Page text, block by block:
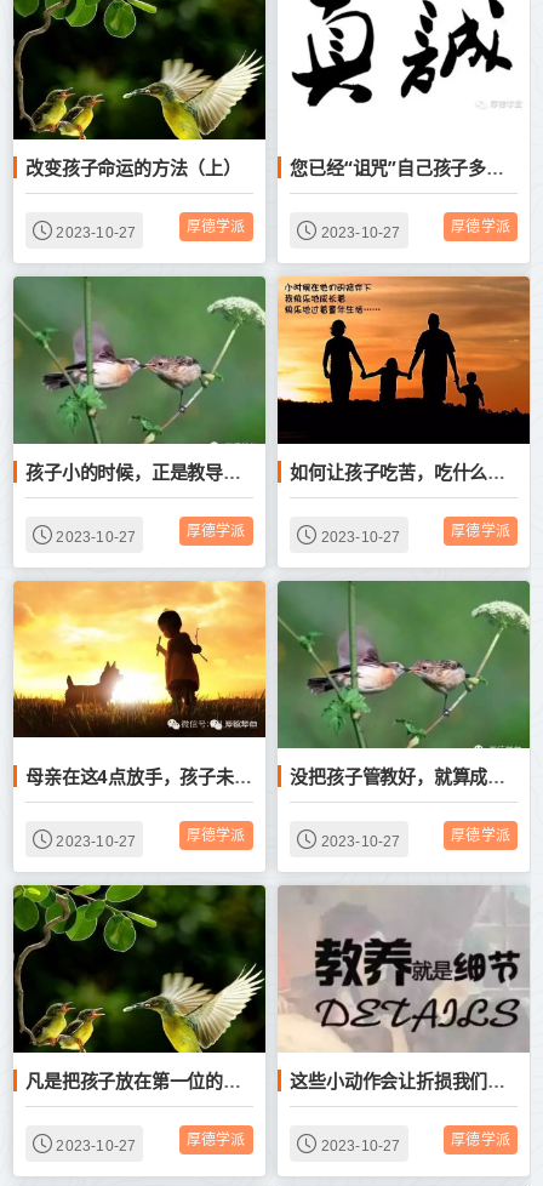
改变孩子命运的方法（上）
2023-10-27 厚德学派
您已经“诅咒”自己孩子多久了？
2023-10-27 厚德学派
孩子小的时候，正是教导他品德的黄金时期，一旦错过，将终生追悔莫及！
2023-10-27 厚德学派
如何让孩子吃苦，吃什么样的苦？
2023-10-27 厚德学派
母亲在这4点放手，孩子未来越成功
2023-10-27 厚德学派
没把孩子管教好，就算成了人生赢家又如何？
2023-10-27 厚德学派
凡是把孩子放在第一位的，等待这个家庭的多半是悲剧
2023-10-27 厚德学派
这些小动作会让折损我们的福气，帮助孩子改掉，人生更幸福！
2023-10-27 厚德学派